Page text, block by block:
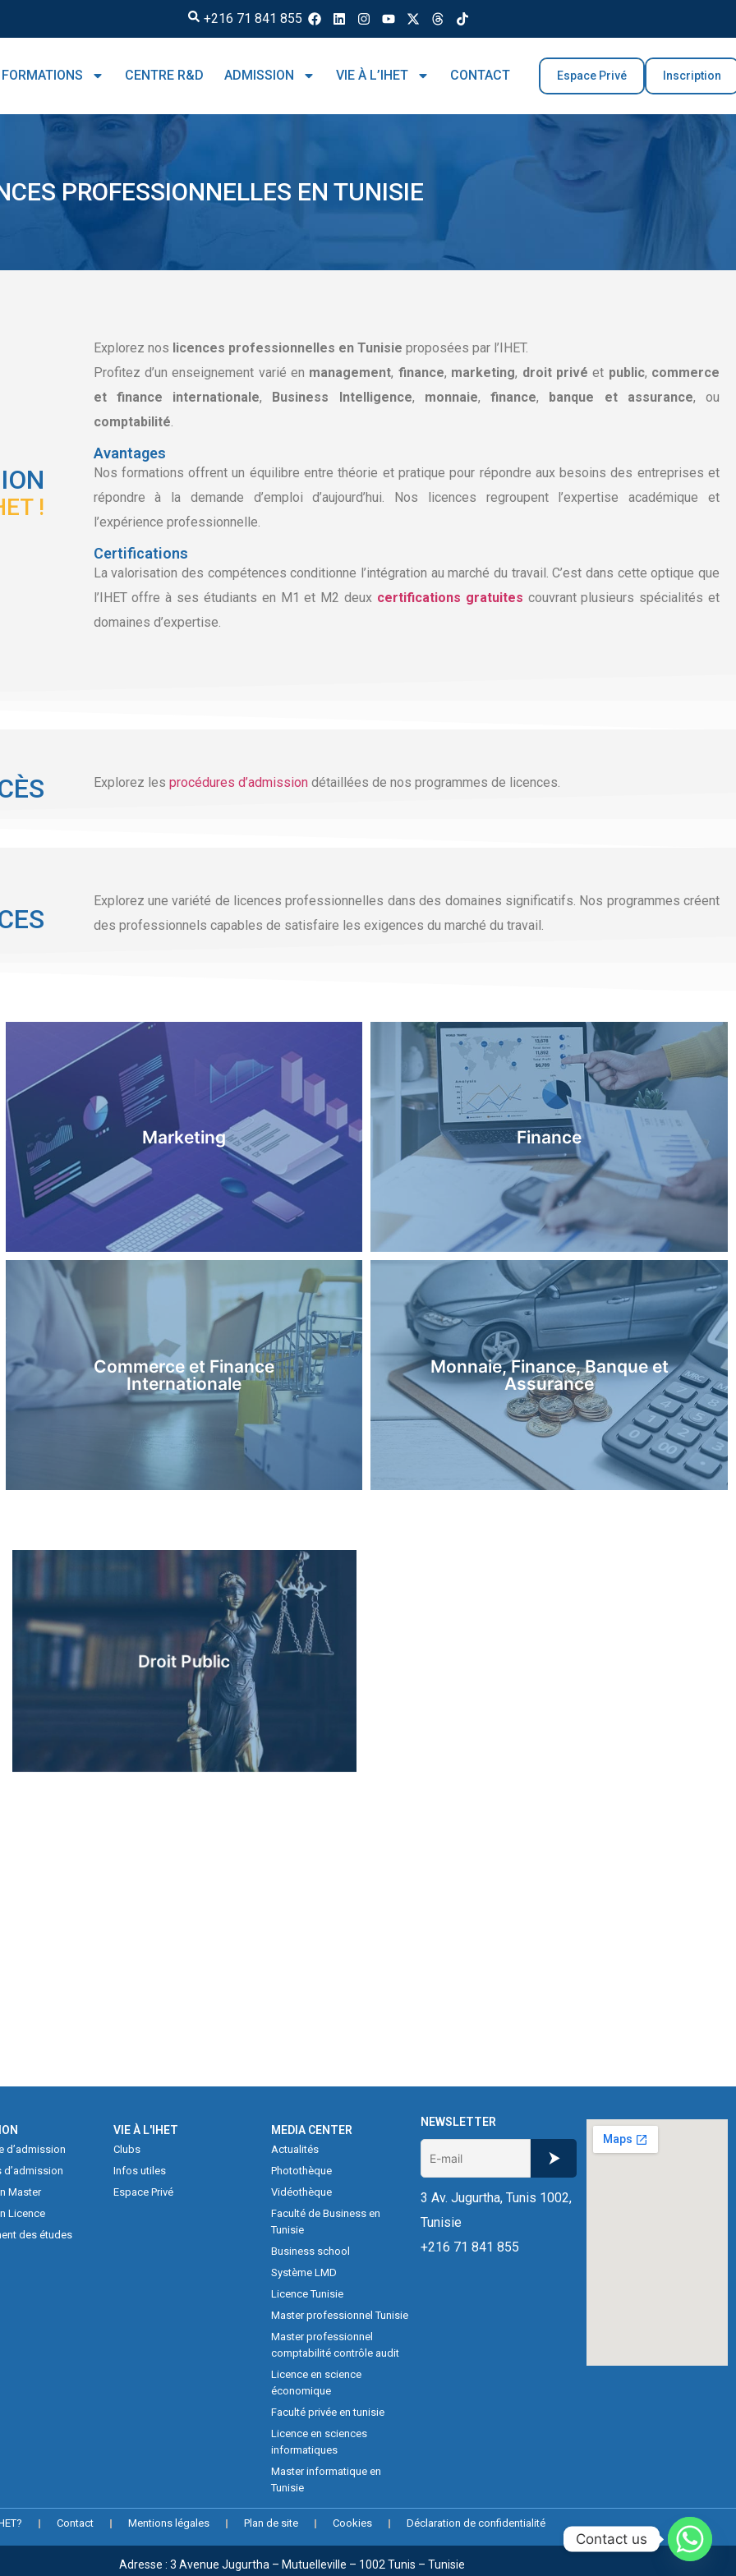
+216 71 841 855
FORMATIONS CENTRE R&D ADMISSION VIE À L’IHET CONTACT Espace Privé Inscription
PROFESSIONNELLES EN TUNISIE
!
Explorez nos licences professionnelles en Tunisie proposées par l’IHET.
Profitez d’un enseignement varié en management, finance, marketing, droit privé et public, commerce
et finance internationale, Business Intelligence, monnaie,finance, banque et assurance, ou
comptabilité
Avantages
Nos formations offrent un équilibre entre théorie et pratique pour répondre aux besoins des entreprises et
répondre à la demande d’emploi d’aujourd’hui. Nos licences regroupent l’expertise académique et
l’expérience professionnelle.
Certifications
La valorisation des compétences conditionne l’intégration au marché du travail. C’est dans cette optique que
l’IHET offre à ses étudiants en M1 et M2 deux certifications gratuites couvrant plusieurs spécialités et
domaines d’expertise.
Explorez les procédures d’admissiondétaillées de nos programmes de licences.
Explorez une variété de licences professionnelles dans des domaines significatifs. Nos programmes créent
des professionnels capables de satisfaire les exigences du marché du travail.
Marketing
En savoir plus
Finance
En savoir plus
Commerce et Finance
Internationale
En savoir plus
Monnaie, Finance, Banque et
Assurance
Droit Public
d’admission
d’admission
Master
Licence
des études
VIE À L'IHET
Clubs
Infos utiles
Espace Privé
MEDIA CENTER
Actualités
Photothèque
Vidéothèque
Faculté de Business en
Tunisie
Business school
Système LMD
Licence Tunisie
Master professionnel Tunisie
Master professionnel
comptabilité contrôle audit
Licence en science
économique
Faculté privée en tunisie
Licence en sciences
informatiques
Master informatique en
Tunisie
NEWSLETTER
3 Av. Jugurtha, Tunis 1002,
Tunisie
+216 71 841 855
Contact Mentions légales Plan de site Cookies Déclaration de confidentialité
Adresse : 3 Avenue Jugurtha – Mutuelleville – 1002 Tunis – Tunisie
Contact us